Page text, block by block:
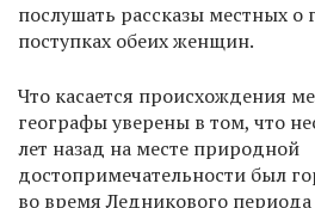
послушать рассказы местных о
поступках обеих женщин.
Что касается происхождения
географы уверены в том, что
лет назад на месте природной
достопримечательности был
во время Ледникового